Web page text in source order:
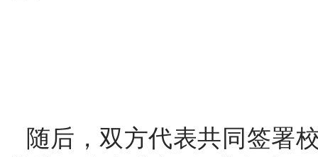
随后，双方代表共同签署